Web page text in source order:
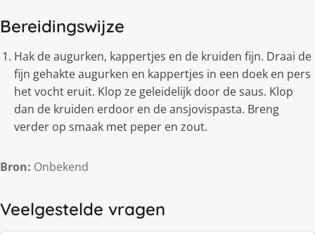
Bereidingswijze
Hak de augurken, kappertjes en de kruiden fijn. Draai de
fijn gehakte augurken en kappertjes in een doek en pers
het vocht eruit. Klop ze geleidelijk door de saus. Klop
dan de kruiden erdoor en de ansjovispasta. Breng
verder op smaak met peper en zout.
Bron: Onbekend
Veelgestelde vragen